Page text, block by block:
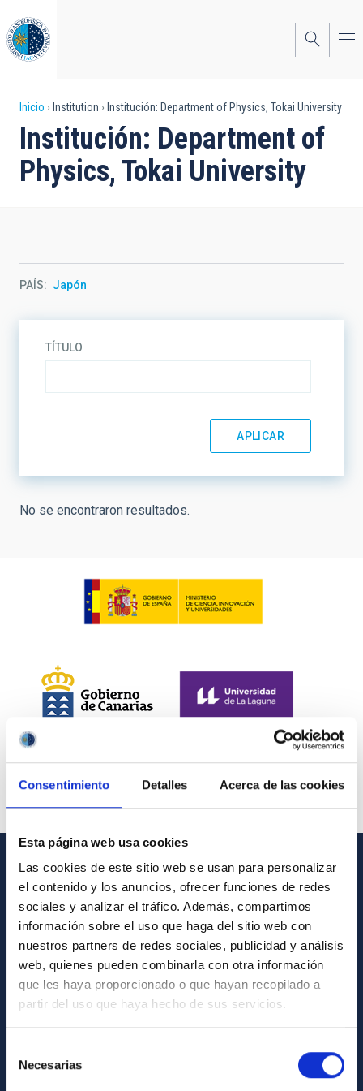
Consentimiento Detalles Acerca de las cookies
Esta página web usa cookies
Las cookies de este sitio web se usan para personalizar
el contenido y los anuncios, ofrecer funciones de redes
sociales y analizar el tráfico. Además, compartimos
información sobre el uso que haga del sitio web con
nuestros partners de redes sociales, publicidad y análisis
web, quienes pueden combinarla con otra información
que les haya proporcionado o que hayan recopilado a
partir del uso que haya hecho de sus servicios.
Necesarias
al
contenido
principal
Sobrescribir
enlaces
de
navegación
Inicio Institution Institución: Department of Physics, Tokai University
Institución: Department of
Physics, Tokai University
PAÍS Japón
TÍTULO
No se encontraron resultados.
INFORMACIÓN GENERAL
Contacto
Cómo llegar al IAC
Directorio de personal
Biblioteca
Registro general
INFORMACIÓN INSTITUCIONAL